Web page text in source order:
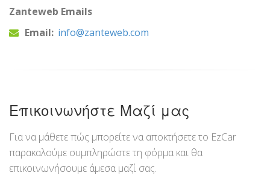
Zanteweb Emails
Email: info@zanteweb.com
Επικοινωνήστε Μαζί μας
Για να μάθετε πώς μπορείτε να αποκτήσετε το EzCar
παρακαλούμε συμπληρώστε τη φόρμα και θα
επικοινωνήσουμε άμεσα μαζί σας.